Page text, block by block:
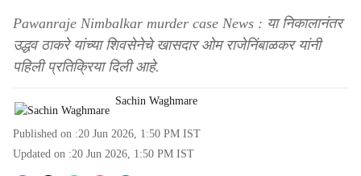
Pawanraje Nimbalkar murder case News : या निकालानंतर
उद्धव ठाकरे यांच्या शिवसेनेचे खासदार ओम राजेनिंबाळकर यांनी
पहिली प्रतिक्रिया दिली आहे.
Sachin Waghmare
Published on :20 Jun 2026, 1:50 PM IST
Updated on :20 Jun 2026, 1:50 PM IST